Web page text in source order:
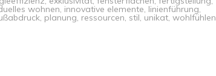
wohnen, innovative elemente, linienführung,
, planung, ressourcen, stil, unikat, wohlfühlen